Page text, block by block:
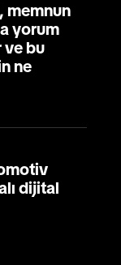
memnun
yorum
ve bu
ne
dijital